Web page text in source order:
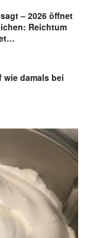
– 2026 öffnet
Reichtum
damals bei